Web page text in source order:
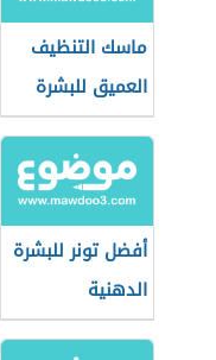
ماسك التنظيف
العميق للبشرة
أفضل تونر للبشرة
الدهنية